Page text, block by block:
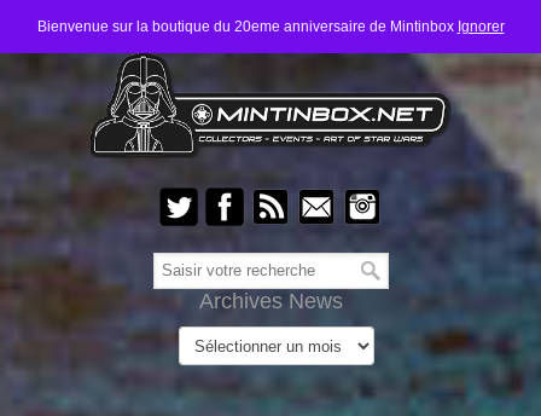
Bienvenue sur la boutique du 20eme anniversaire de Mintinbox Ignorer
Archives News